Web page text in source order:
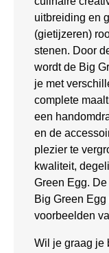
uitbreiding en
(gietijzeren)
stenen. Door
wordt de Big
je met
complete
een
en de
plezier te
kwaliteit,
Green Egg.
Big Green
voorbeelden
Wil je graag je